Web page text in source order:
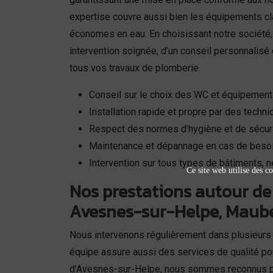
expertise couvre aussi bien les équipements
économes en eau. En choisissant notre
intervention soignée, d’un conseil personnalisé
tous vos travaux de plomberie.
Conseil sur le choix des WC et
Installation rapide et propre par des
Respect des normes d’hygiène et de
Maintenance et dépannage en cas de
Intervention sur tous types de bâtiments,
Nos prestations autour
Avesnes-sur-Helpe,
Nous intervenons régulièrement dans
équipe assure aussi des services de qualité
d’Avesnes-sur-Helpe, nous sommes
Ce site web utilise des